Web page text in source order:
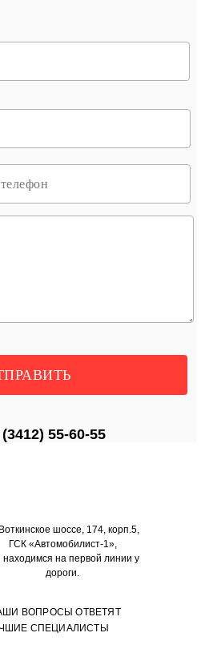
55-60-55
шоссе, 174, корп.5,
ГСК «Автомобилист-1»,
на первой линии у
дороги.
ВОПРОСЫ ОТВЕТЯТ
СПЕЦИАЛИСТЫ